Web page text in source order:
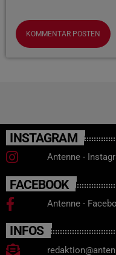
INSTAGRAM
Antenne -
FACEBOOK
Antenne -
INFOS